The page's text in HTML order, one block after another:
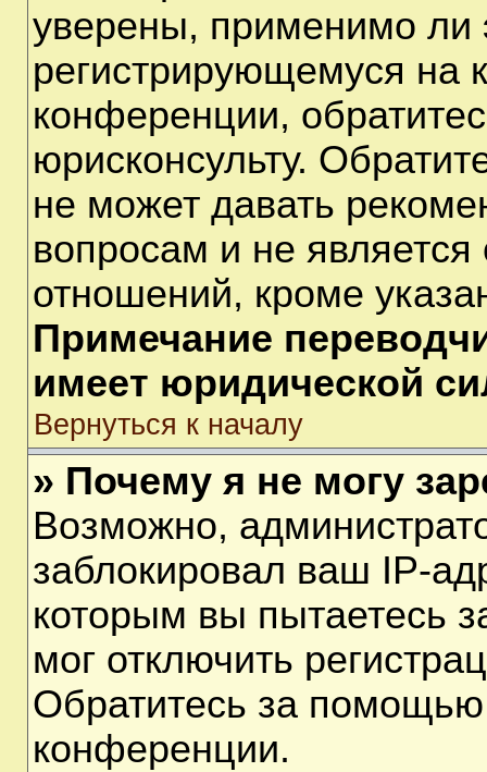
уверены, применимо ли
регистрирующемуся на
конференции,
юрисконсульту.
не может давать
вопросам и не
отношений, кроме
Примечание
имеет юридической
Вернуться к началу
» Почему я не могу
Возможно,
заблокировал ваш IP-
которым вы пытаетесь
мог отключить
Обратитесь за помощью
конференции.